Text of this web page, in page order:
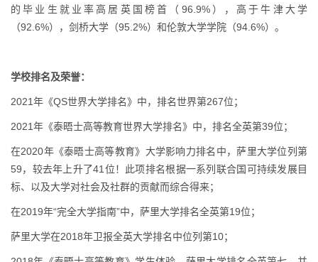
的毕业生就业率高居英国榜首（96.9%），高于牛津大学
（92.6%），剑桥大学（95.2%）和伦敦大学学院（94.6%）。
学校排名及荣誉：
2021年《QS世界大学排名》中，排名世界第267位；
2021年《泰晤士高等教育世界大学排名》中，排名全英第39位；
在2020年《泰晤士高等教育》大学影响力排名中，萨里大学位列第
59，较去年上升了41位！此项排名根据一系列联合国可持续发展目
标、以及大学对社会及社群的贡献而综合得来；
在2019年“完全大学指南”中，萨里大学排名全英第19位；
萨里大学在2018年卫报全英大学排名中位列第10；